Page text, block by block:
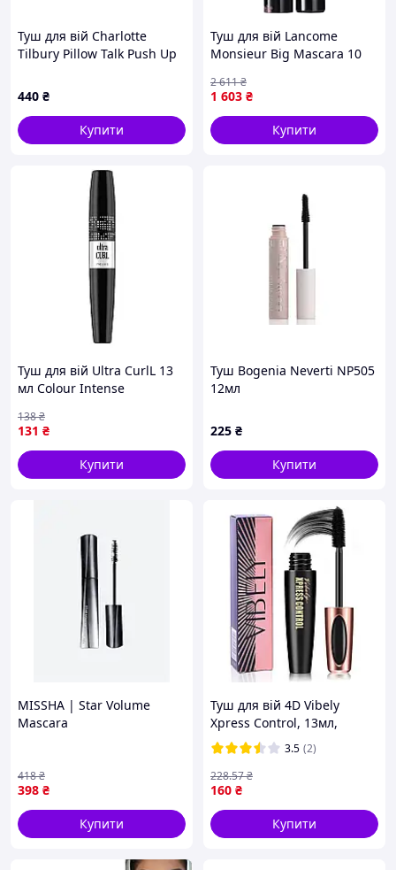
Туш для вій Charlotte
Tilbury Pillow Talk Push Up
мл
440 ₴
Купити
Туш для вій Lancome
Monsieur Big Mascara 10
1 603 ₴
2 611₴
Купити
Туш для вій Ultra CurlL 13
мл Colour Intense
131 ₴
138₴
Купити
Туш Bogenia Neverti NP505
12мл
225 ₴
Купити
MISSHA | Star Volume
Mascara
398 ₴
418₴
Купити
Туш для вій 4D Vibely
Xpress Control, 13мл,
Чорна / Водостійка туш
для об'єму вій / Брасматик
3.5 (2)
160 ₴
228.57₴
Купити